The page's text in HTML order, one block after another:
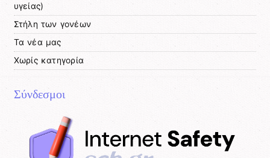
υγείας)
Στήλη των γονέων
Τα νέα μας
Χωρίς κατηγορία
Σύνδεσμοι